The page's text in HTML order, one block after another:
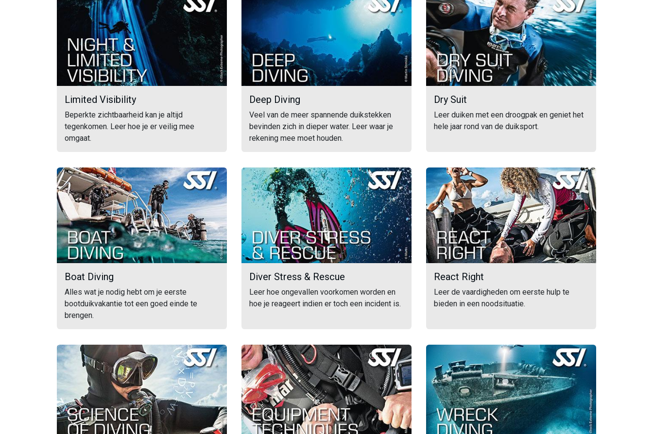
Limited Visibility
Beperkte zichtbaarheid kan je altijd
tegenkomen. Leer hoe je er veilig mee
omgaat.
Deep Diving
Veel van de meer spannende duikstekken
bevinden zich in dieper water. Leer waar je
rekening mee moet houden.
Dry Suit
Leer duiken met een droogpak en geniet het
hele jaar rond van de duiksport.
Boat Diving
Alles wat je nodig hebt om je eerste
bootduikvakantie tot een goed einde te
brengen.
Diver Stress & Rescue
Leer hoe ongevallen voorkomen worden en
hoe je reageert indien er toch een incident is.
React Right
Leer de vaardigheden om eerste hulp te
bieden in een noodsituatie.